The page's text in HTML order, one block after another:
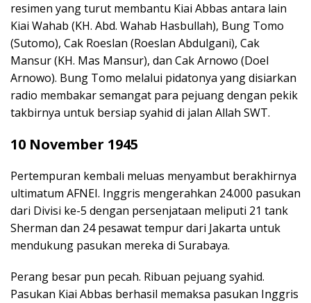
resimen yang turut membantu Kiai Abbas antara lain
Kiai Wahab (KH. Abd. Wahab Hasbullah), Bung Tomo
(Sutomo), Cak Roeslan (Roeslan Abdulgani), Cak
Mansur (KH. Mas Mansur), dan Cak Arnowo (Doel
Arnowo). Bung Tomo melalui pidatonya yang disiarkan
radio membakar semangat para pejuang dengan pekik
takbirnya untuk bersiap syahid di jalan Allah SWT.
10 November 1945
Pertempuran kembali meluas menyambut berakhirnya
ultimatum AFNEI. Inggris mengerahkan 24.000 pasukan
dari Divisi ke-5 dengan persenjataan meliputi 21 tank
Sherman dan 24 pesawat tempur dari Jakarta untuk
mendukung pasukan mereka di Surabaya.
Perang besar pun pecah. Ribuan pejuang syahid.
Pasukan Kiai Abbas berhasil memaksa pasukan Inggris